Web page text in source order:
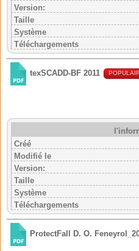
Version:
Taille
Système
Téléchargements
texSCADD-BF 2011
Créé
Modifié le
Version:
Taille
Système
Téléchargements
ProtectFall D. O.